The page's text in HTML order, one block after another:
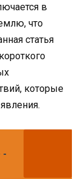
в
что
статья
которые
-